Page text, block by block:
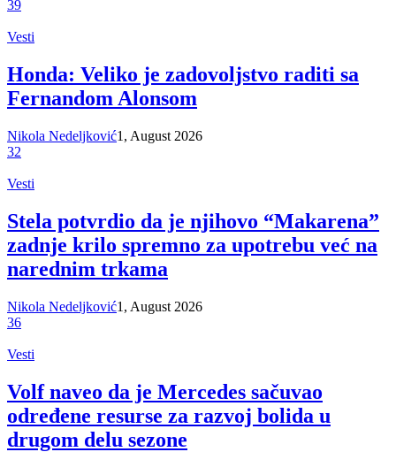
39
Vesti
Honda: Veliko je zadovoljstvo raditi sa
Fernandom Alonsom
Nikola Nedeljković1, August 2026
32
Vesti
Stela potvrdio da je njihovo “Makarena”
zadnje krilo spremno za upotrebu već na
narednim trkama
Nikola Nedeljković1, August 2026
36
Vesti
Volf naveo da je Mercedes sačuvao
određene resurse za razvoj bolida u
drugom delu sezone